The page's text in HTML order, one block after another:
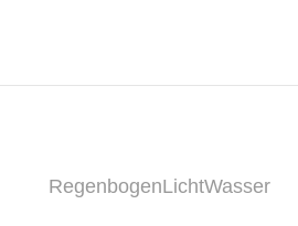
RegenbogenLichtWasser